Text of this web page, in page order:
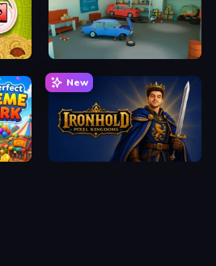
New
Ironhold: Pixel Kingdoms